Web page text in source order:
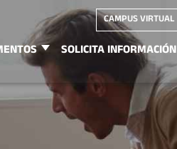
CAMPUS VIRTUAL
SOLICITA INFORMACIÓN